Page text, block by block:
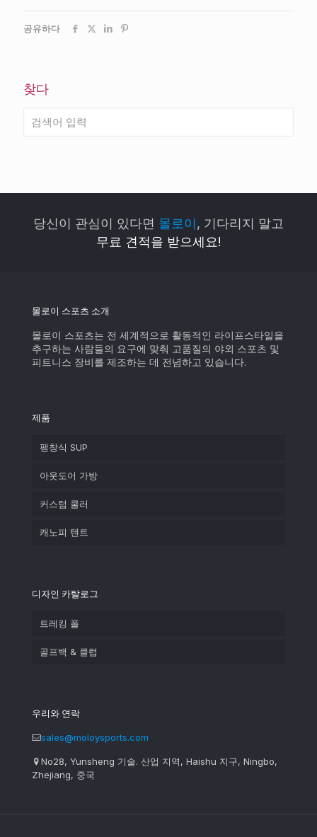
공유하다
찾다
당신이 관심이 있다면 몰로이, 기다리지 말고
무료 견적을 받으세요!
몰로이 스포츠 소개
몰로이 스포츠는 전 세계적으로 활동적인 라이프스타일을
추구하는 사람들의 요구에 맞춰 고품질의 야외 스포츠 및
피트니스 장비를 제조하는 데 전념하고 있습니다.
제품
팽창식 SUP
아웃도어 가방
커스텀 쿨러
캐노피 텐트
디자인 카탈로그
트레킹 폴
골프백 & 클럽
우리와 연락
sales@moloysports.com
No28, Yunsheng 기술. 산업 지역, Haishu 지구, Ningbo,
Zhejiang, 중국